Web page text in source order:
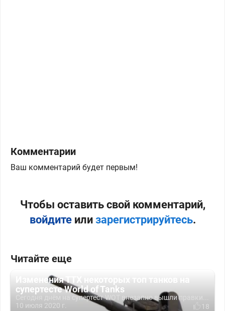
Комментарии
Ваш комментарий будет первым!
Чтобы оставить свой комментарий,
войдитеили зарегистрируйтесь.
Читайте еще
Изменения ТТХ некоторых топ танков на
супертесте World of Tanks
Сегодня днём на супертест WOT внезапно вышли правки...
10 июля 2020 г.
18